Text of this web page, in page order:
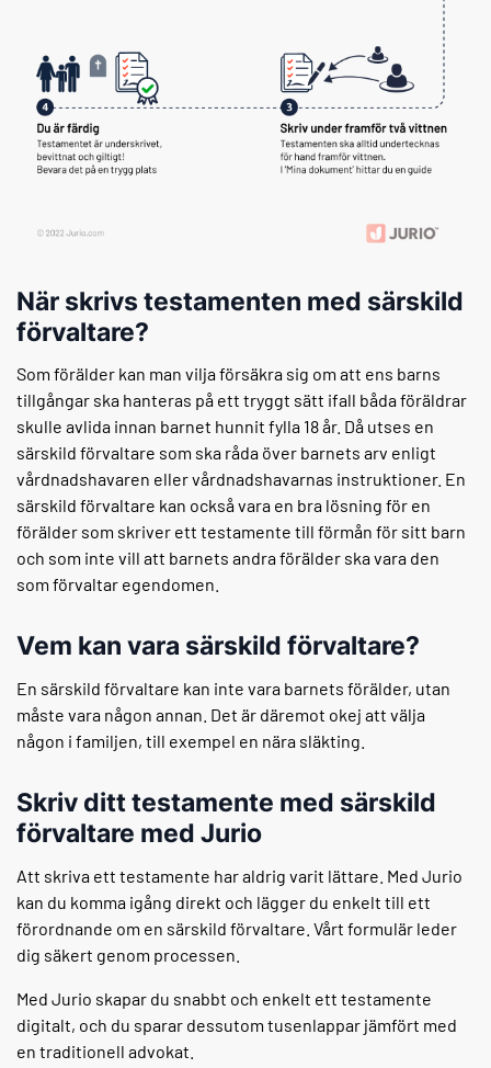
När skrivs testamenten med särskild
förvaltare?
Som förälder kan man vilja försäkra sig om att ens barns
tillgångar ska hanteras på ett tryggt sätt ifall båda föräldrar
skulle avlida innan barnet hunnit fylla 18 år. Då utses en
särskild förvaltare som ska råda över barnets arv enligt
vårdnadshavaren eller vårdnadshavarnas instruktioner. En
särskild förvaltare kan också vara en bra lösning för en
förälder som skriver ett testamente till förmån för sitt barn
och som inte vill att barnets andra förälder ska vara den
som förvaltar egendomen.
Vem kan vara särskild förvaltare?
En särskild förvaltare kan inte vara barnets förälder, utan
måste vara någon annan. Det är däremot okej att välja
någon i familjen, till exempel en nära släkting.
Skriv ditt testamente med särskild
förvaltare med Jurio
Att skriva ett testamente har aldrig varit lättare. Med Jurio
kan du komma igång direkt och lägger du enkelt till ett
förordnande om en särskild förvaltare. Vårt formulär leder
dig säkert genom processen.
Med Jurio skapar du snabbt och enkelt ett testamente
digitalt, och du sparar dessutom tusenlappar jämfört med
en traditionell advokat.